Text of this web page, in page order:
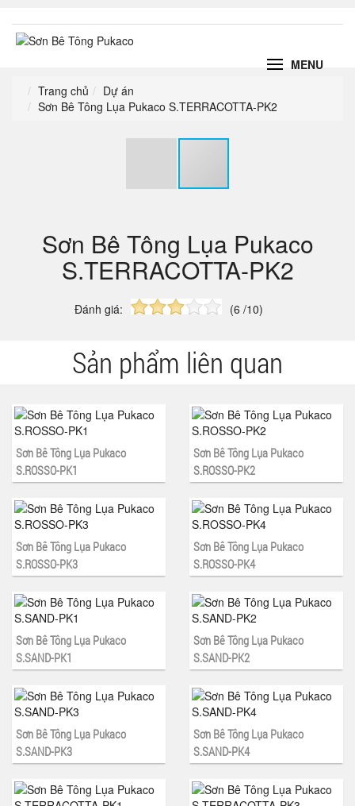
MENU
Trang chủ
Dự án
Sơn Bê Tông Lụa Pukaco S.TERRACOTTA-PK2
Sơn Bê Tông Lụa Pukaco
S.TERRACOTTA-PK2
Đánh giá: (6 /10)
Sản phẩm liên quan
Sơn Bê Tông Lụa Pukaco
S.ROSSO-PK1
Sơn Bê Tông Lụa Pukaco
S.ROSSO-PK2
Sơn Bê Tông Lụa Pukaco
S.ROSSO-PK3
Sơn Bê Tông Lụa Pukaco
S.ROSSO-PK4
Sơn Bê Tông Lụa Pukaco
S.SAND-PK1
Sơn Bê Tông Lụa Pukaco
S.SAND-PK2
Sơn Bê Tông Lụa Pukaco
S.SAND-PK3
Sơn Bê Tông Lụa Pukaco
S.SAND-PK4